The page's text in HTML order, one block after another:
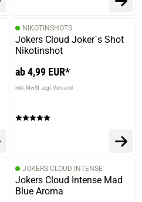
NIKOTINSHOTS
Jokers Cloud Joker`s Shot
Nikotinshot
ab 4,99 EUR*
inkl. MwSt. zzgl. Versand
JOKERS CLOUD INTENSE
Jokers Cloud Intense Mad
Blue Aroma